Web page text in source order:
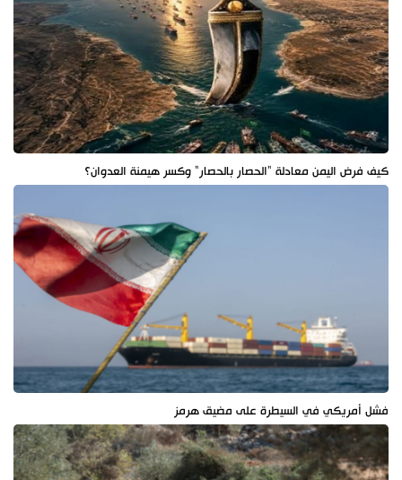
كيف فرض اليمن معادلة "الحصار بالحصار" وكسر هيمنة العدوان؟
فشل أمريكي في السيطرة على مضيق هرمز